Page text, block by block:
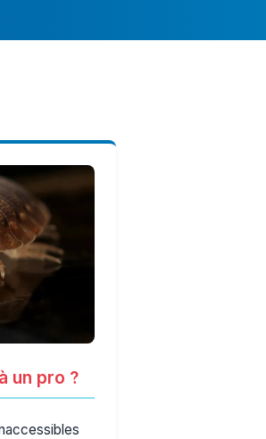
un pro ?